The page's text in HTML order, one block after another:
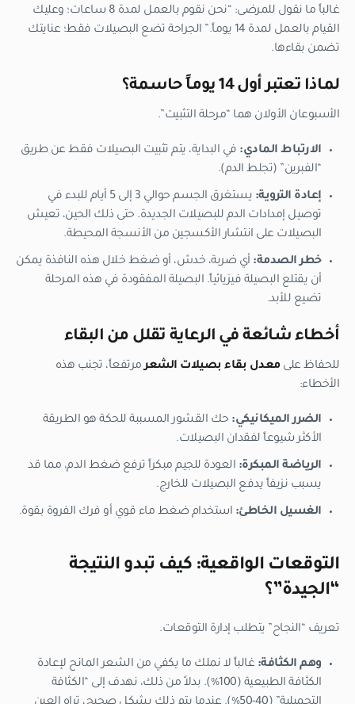
غالباً ما نقول للمرضى:
“نحن نقوم بالعمل لمدة 8 ساعات؛ وعليك
القيام بالعمل لمدة 14 يوماً.”
الجراحة تضع البصيلات فقط؛ عنايتك
تضمن بقاءها.
لماذا تعتبر أول 14 يوماً حاسمة؟
الأسبوعان الأولان هما “مرحلة التثبيت”.
الارتباط المادي: في البداية، يتم تثبيت البصيلات فقط عن طريق
“الفبرين” (تجلط الدم).
إعادة التروية:
يستغرق الجسم حوالي 3 إلى 5 أيام للبدء في
توصيل إمدادات الدم للبصيلات الجديدة. حتى ذلك الحين، تعيش
البصيلات على انتشار الأكسجين من الأنسجة المحيطة.
خطر الصدمة: أي ضربة، خدش، أو ضغط خلال هذه النافذة يمكن
أن يقتلع البصيلة فيزيائياً. البصيلة المفقودة في هذه المرحلة
تضيع للأبد.
أخطاء شائعة في الرعاية تقلل من البقاء
للحفاظ علىمعدل بقاء بصيلات الشعرمرتفعاً، تجنب هذه
الأخطاء:
الضرر الميكانيكي: حك القشور المسببة للحكة هو الطريقة
الأكثر شيوعاً لفقدان البصيلات.
الرياضة المبكرة: العودة للجيم مبكراً ترفع ضغط الدم، مما قد
يسبب نزيفاً يدفع البصيلات للخارج.
الغسيل الخاطئ: استخدام ضغط ماء قوي أو فرك الفروة بقوة.
التوقعات الواقعية: كيف تبدو النتيجة
“الجيدة”؟
تعريف “النجاح” يتطلب إدارة التوقعات.
وهم الكثافة: غالباً لا نملك ما يكفي من الشعر المانح لإعادة
الكثافة الطبيعية (100%). بدلاً من ذلك، نهدف إلى “الكثافة